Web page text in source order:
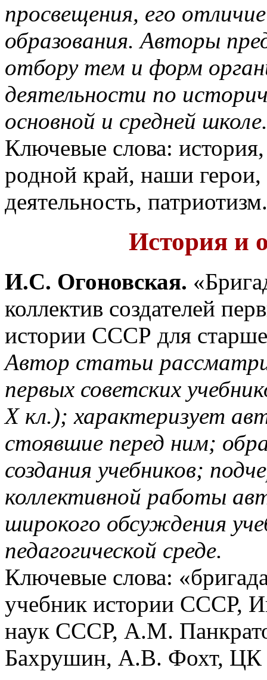
просвещения, его
образования. Авторы
отбору тем и форм
деятельности по
основной и средней школе.
Ключевые слова:
родной край, наши герои,
деятельность, патриотизм.
История и
И.С. Огоновская.
коллектив создателей
истории СССР для
Автор статьи
первых советских
X кл.); характеризует
стоявшие перед ним;
создания учебников;
коллективной работы
широкого обсуждения
педагогической среде.
Ключевые слова:
учебник истории СССР,
наук СССР, А.М.
Бахрушин, А.В. Фохт, ЦК